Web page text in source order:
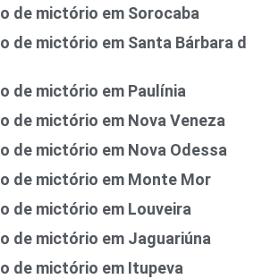
de mictório em Sorocaba
de mictório em Santa Bárbara d
de mictório em Paulínia
de mictório em Nova Veneza
de mictório em Nova Odessa
de mictório em Monte Mor
de mictório em Louveira
de mictório em Jaguariúna
de mictório em Itupeva